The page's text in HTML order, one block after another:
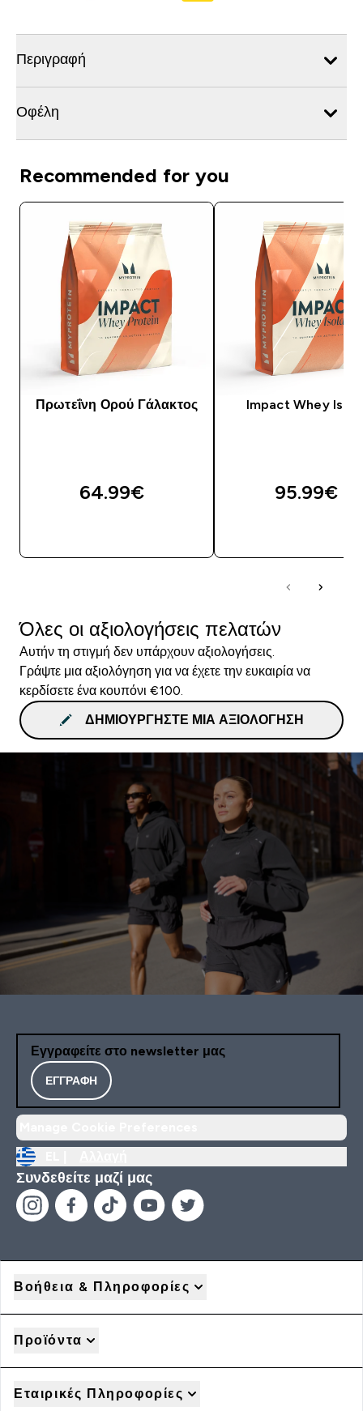
Περιγραφή
Οφέλη
Recommended for you
Πρωτεΐνη Ορού Γάλακτος
64.99€‎
Impact Whey
95.99€‎
Όλες οι αξιολογήσεις πελατών
Αυτήν τη στιγμή δεν υπάρχουν αξιολογήσεις.
Γράψτε μια αξιολόγηση για να έχετε την ευκαιρία να
κερδίσετε ένα κουπόνι €100.
ΔΗΜΙΟΥΡΓΉΣΤΕ ΜΙΑ ΑΞΙΟΛΌΓΗΣΗ
Εγγραφείτε στο newsletter μας
ΕΓΓΡΑΦΉ
Συνδεθείτε μαζί μας
Βοήθεια & Πληροφορίες
Προϊόντα
Εταιρικές Πληροφορίες